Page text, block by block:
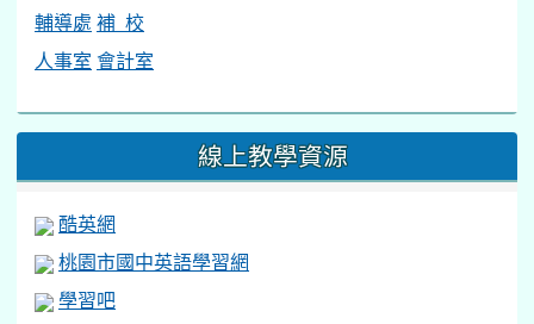
輔導處 補 校
人事室 會計室
線上教學資源
酷英網
桃園市國中英語學習網
學習吧